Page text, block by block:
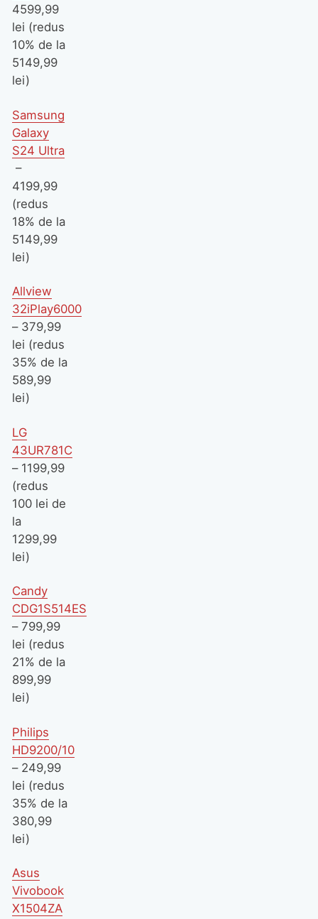
4599,99
lei (redus
10% de la
5149,99
lei)
Samsung
Galaxy
S24 Ultra
–
4199,99
(redus
18% de la
5149,99
lei)
Allview
32iPlay6000
– 379,99
lei (redus
35% de la
589,99
lei)
LG
43UR781C
– 1199,99
(redus
100 lei de
la
1299,99
lei)
Candy
CDG1S514ES
– 799,99
lei (redus
21% de la
899,99
lei)
Philips
HD9200/10
– 249,99
lei (redus
35% de la
380,99
lei)
Asus
Vivobook
X1504ZA